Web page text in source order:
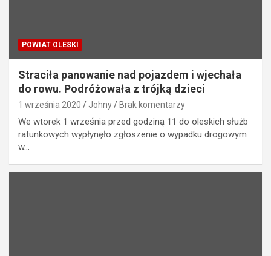
POWIAT OLESKI
Straciła panowanie nad pojazdem i wjechała
do rowu. Podróżowała z trójką dzieci
1 września 2020 Johny Brak komentarzy
We wtorek 1 września przed godziną 11 do oleskich służb
ratunkowych wypłynęło zgłoszenie o wypadku drogowym
w…